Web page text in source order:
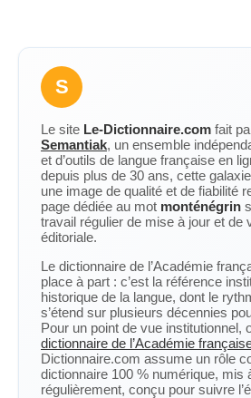
S
Le site Le-Dictionnaire.com fait
Semantiak, un ensemble
et d’outils de langue française en
depuis plus de 30 ans, cette
une image de qualité et de fiabilité
page dédiée au mot monténégrin
travail régulier de mise à jour et de
éditoriale.
Le dictionnaire de l’Académie
place à part : c’est la référence
historique de la langue, dont le
s’étend sur plusieurs décennies
Pour un point de vue institutionnel,
dictionnaire de l’Académie
Dictionnaire.com assume un rôle
dictionnaire 100 % numérique, mis
régulièrement, conçu pour suivre